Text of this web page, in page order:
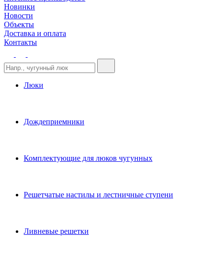
Новинки
Новости
Объекты
Доставка и оплата
Контакты
Люки
Дождеприемники
Комплектующие для люков чугунных
Решетчатые настилы и лестничные ступени
Ливневые решетки